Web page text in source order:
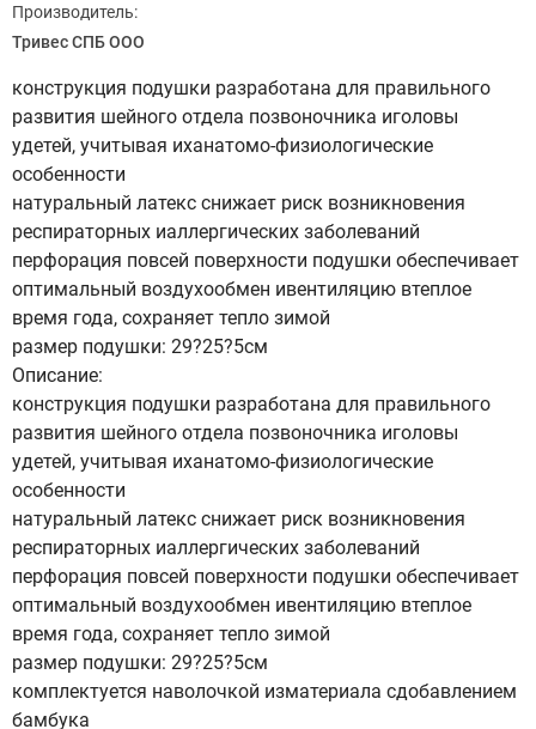
Производитель:
Тривес СПБ ООО
конструкция подушки разработана для правильного
развития шейного отдела позвоночника иголовы
удетей, учитывая иханатомо-физиологические
особенности
натуральный латекс снижает риск возникновения
респираторных иаллергических заболеваний
перфорация повсей поверхности подушки обеспечивает
оптимальный воздухообмен ивентиляцию втеплое
время года, сохраняет тепло зимой
размер подушки: 29?25?5см
Описание:
конструкция подушки разработана для правильного
развития шейного отдела позвоночника иголовы
удетей, учитывая иханатомо-физиологические
особенности
натуральный латекс снижает риск возникновения
респираторных иаллергических заболеваний
перфорация повсей поверхности подушки обеспечивает
оптимальный воздухообмен ивентиляцию втеплое
время года, сохраняет тепло зимой
размер подушки: 29?25?5см
комплектуется наволочкой изматериала сдобавлением
бамбука